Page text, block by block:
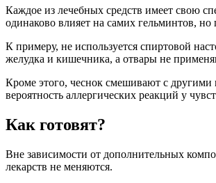
Каждое из лечебных средств имеет свою
одинаково влияет на самих гельминтов, но
К примеру, не используется спиртовой
желудка и кишечника, а отвары не
Кроме этого, чеснок смешивают с
вероятность аллергических реакций у
Как готовят?
Вне зависимости от дополнительных
лекарств не меняются.